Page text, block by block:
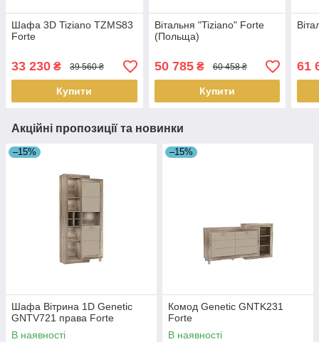
Шафа 3D Tiziano TZMS83
Forte
33 230 ₴ 39 560 ₴
Купити
Вітальня "Tiziano" Forte
(Польща)
50 785₴ 60 458 ₴
Купити
61
Акційні пропозиції та новинки
–15%
Шафа Вітрина 1D Genetic
GNTV721 права Forte
В наявності
–15%
Комод Genetic GNTK231
Forte
В наявності